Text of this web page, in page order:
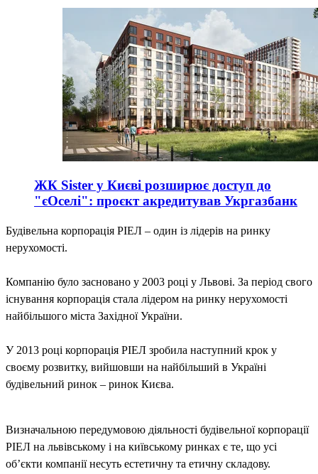
ЖК Sister у Києві розширює доступ до
"єОселі": проєкт акредитував Укргазбанк
Будівельна корпорація РІЕЛ – один із лідерів на ринку
нерухомості.
Компанію було засновано у 2003 році у Львові. За період свого
існування корпорація стала лідером на ринку нерухомості
найбільшого міста Західної України.
У 2013 році корпорація РІЕЛ зробила наступний крок у
своєму розвитку, вийшовши на найбільший в Україні
будівельний ринок – ринок Києва.
Визначальною передумовою діяльності будівельної корпорації
РІЕЛ на львівському і на київському ринках є те, що усі
об’єкти компанії несуть естетичну та етичну складову.